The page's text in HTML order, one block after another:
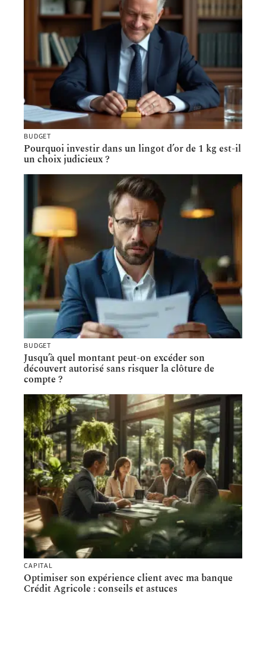
BUDGET
Pourquoi investir dans un lingot d’or de 1 kg est-il
un choix judicieux ?
BUDGET
Jusqu’à quel montant peut-on excéder son
découvert autorisé sans risquer la clôture de
compte ?
CAPITAL
Optimiser son expérience client avec ma banque
Crédit Agricole : conseils et astuces